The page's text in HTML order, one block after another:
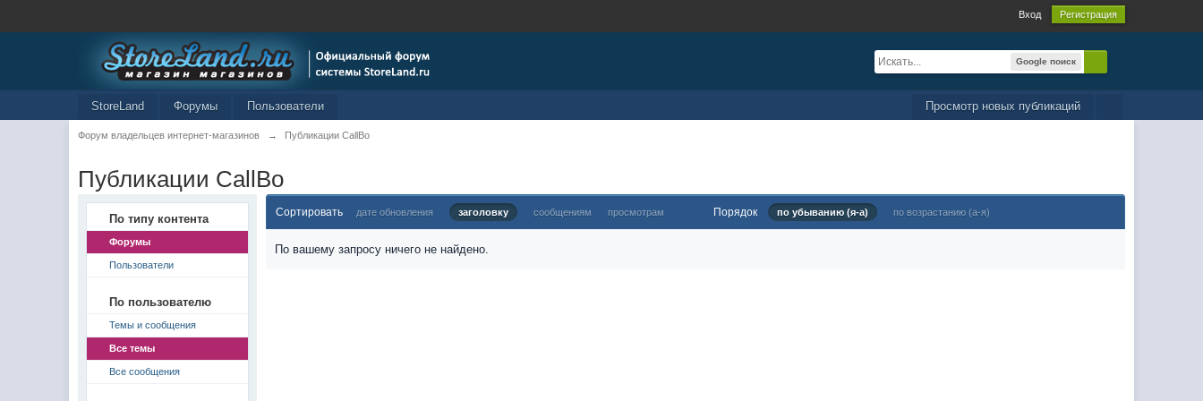
Вход Регистрация
Google поиск
Просмотр новых публикаций
StoreLand Форумы Пользователи
Форум владельцев интернет-магазинов → Публикации CallBo
Публикации CallBo
По типу контента
Форумы
Пользователи
По пользователю
Темы и сообщения
Все темы
Все сообщения
Сортировать дате обновления заголовку сообщениям просмотрам Порядок по убыванию (я-а) по возрастанию (а-я)
По вашему запросу ничего не найдено.